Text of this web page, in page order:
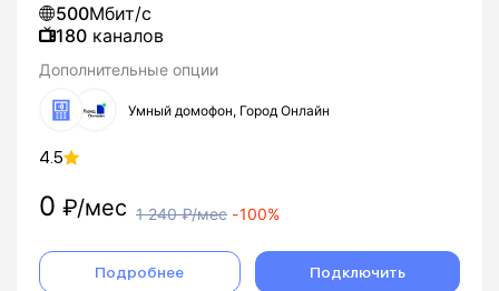
500Мбит/с
180 каналов
Дополнительные опции
Умный домофон, Город Онлайн
4.5
0 ₽/мес 1 240₽/мес -100%
Подробнее Подключить